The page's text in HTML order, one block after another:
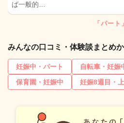
ば一般的…
「パー
みんなの口コミ・体験談まとめ
妊娠中・パート 自転車・妊娠
保育園・妊娠中
妊娠8週目・